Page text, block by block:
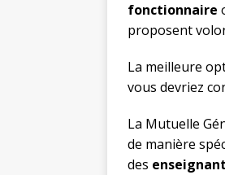
fonctionnaire
proposent
La meilleure
vous devriez
La Mutuelle
de manière
des